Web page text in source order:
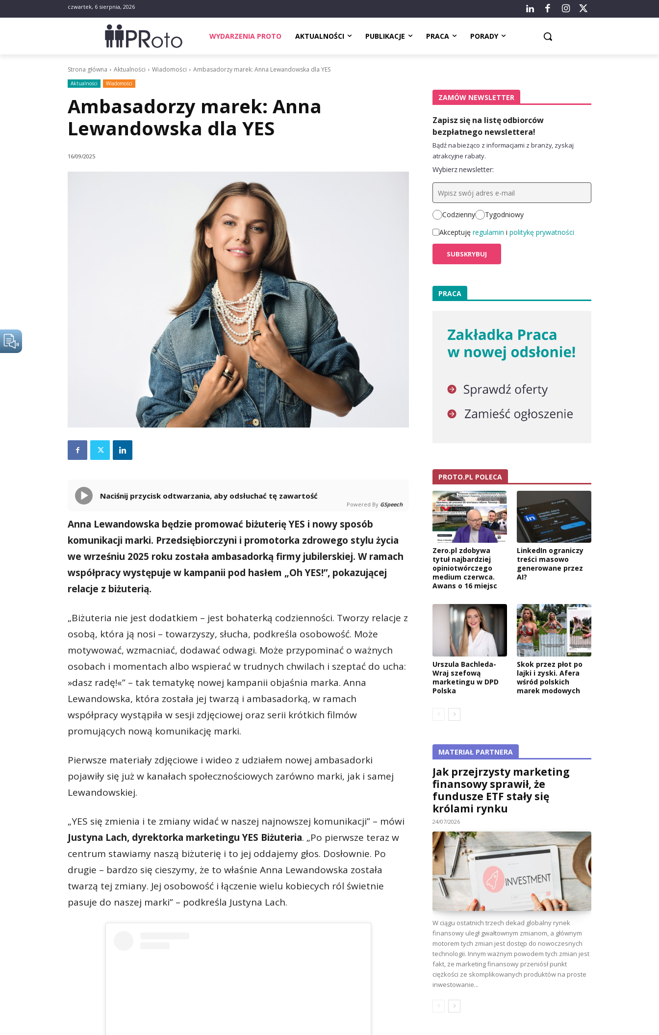
czwartek, 6 sierpnia, 2026
WYDARZENIA PROTO AKTUALNOŚCI PUBLIKACJE PRACA PORADY
Strona główna Aktualności Wiadomości Ambasadorzy marek: Anna Lewandowska dla YES
Aktualności Wiadomości
Ambasadorzy marek: Anna
Lewandowska dla YES
16/09/2025
Naciśnij przycisk odtwarzania, aby odsłuchać tę zawartość
Powered By GSpeech
Anna Lewandowska będzie promować biżuterię YES i nowy sposób
komunikacji marki. Przedsiębiorczyni i promotorka zdrowego stylu życia
we wrześniu 2025 roku została ambasadorką firmy jubilerskiej. W ramach
współpracy występuje w kampanii pod hasłem „Oh YES!”, pokazującej
relacje z biżuterią.
„Biżuteria nie jest dodatkiem – jest bohaterką codzienności. Tworzy relacje z
osobą, która ją nosi – towarzyszy, słucha, podkreśla osobowość. Może
motywować, wzmacniać, dodawać odwagi. Może przypominać o ważnych
osobach i momentach albo wspierać w trudnych chwilach i szeptać do ucha:
»dasz radę!«” – tak tematykę nowej kampanii objaśnia marka. Anna
Lewandowska, która została jej twarzą i ambasadorką, w ramach
współpracy wystąpiła w sesji zdjęciowej oraz serii krótkich filmów
promujących nową komunikację marki.
Pierwsze materiały zdjęciowe i wideo z udziałem nowej ambasadorki
pojawiły się już w kanałach społecznościowych zarówno marki, jak i samej
Lewandowskiej.
„YES się zmienia i te zmiany widać w naszej najnowszej komunikacji” – mówi
Justyna Lach, dyrektorka marketingu YES Biżuteria. „Po pierwsze teraz w
centrum stawiamy naszą biżuterię i to jej oddajemy głos. Dosłownie. Po
drugie – bardzo się cieszymy, że to właśnie Anna Lewandowska została
twarzą tej zmiany. Jej osobowość i łączenie wielu kobiecych ról świetnie
pasuje do naszej marki” – podkreśla Justyna Lach.
ZAMÓW NEWSLETTER
Zapisz się na listę odbiorców
bezpłatnego newslettera!
Bądź na bieżąco z informacjami z branży, zyskaj
atrakcyjne rabaty.
Wybierz newsletter:
Codzienny
Tygodniowy
Akceptuję regulamin i politykę prywatności
PRACA
PROTO.PL POLECA
Zero.pl zdobywa
tytuł najbardziej
opiniotwórczego
medium czerwca.
Awans o 16 miejsc
LinkedIn ograniczy
treści masowo
generowane przez
AI?
Urszula Bachleda-
Wraj szefową
marketingu w DPD
Polska
Skok przez płot po
lajki i zyski. Afera
wśród polskich
marek modowych
MATERIAŁ PARTNERA
Jak przejrzysty marketing
finansowy sprawił, że
fundusze ETF stały się
królami rynku
24/07/2026
W ciągu ostatnich trzech dekad globalny rynek
finansowy uległ gwałtownym zmianom, a głównym
motorem tych zmian jest dostęp do nowoczesnych
technologii. Innym ważnym powodem tych zmian jest
fakt, że marketing finansowy przeniósł punkt
ciężkości ze skomplikowanych produktów na proste
inwestowanie...